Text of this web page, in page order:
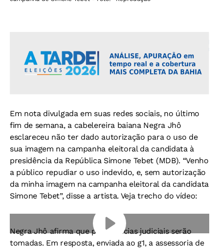
Em nota divulgada em suas redes sociais, no último
fim de semana, a cabelereira baiana Negra Jhô
esclareceu não ter dado autorização para o uso de
sua imagem na campanha eleitoral da candidata à
presidência da República Simone Tebet (MDB). “Venho
a público repudiar o uso indevido, e, sem autorização
da minha imagem na campanha eleitoral da candidata
Simone Tebet”, disse a artista. Veja trecho do vídeo:
Negra Jhô afirma que providencias judiciais serão
tomadas. Em resposta, enviada ao g1, a assessoria de